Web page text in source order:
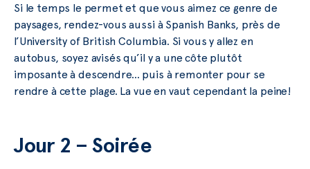
Si le temps le permet et que vous aimez ce genre de
paysages, rendez-vous aussi à Spanish Banks, près de
l’University of British Columbia. Si vous y allez en
autobus, soyez avisés qu’il y a une côte plutôt
imposante à descendre… puis à remonter pour se
rendre à cette plage. La vue en vaut cependant la peine!
Jour 2 – Soirée